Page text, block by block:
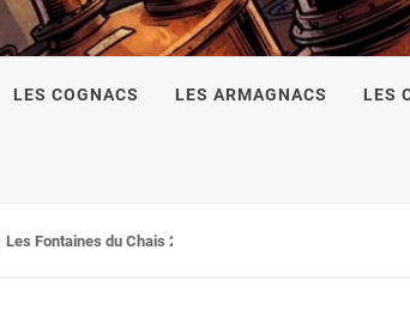
LES COGNACS LES ARMAGNACS LES
Les Fontaines du Chais 27